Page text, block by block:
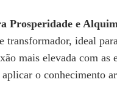
Prosperidade e
transformador, ideal
mais elevada com as
o conhecimento